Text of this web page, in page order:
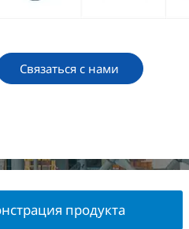
Связаться с нами
продукта